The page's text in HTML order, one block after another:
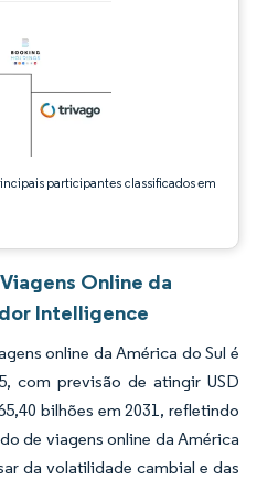
participantes classificados em
Online da
Intelligence
online da América do Sul é
com previsão de atingir USD
bilhões em 2031, refletindo
de viagens online da América
da volatilidade cambial e das